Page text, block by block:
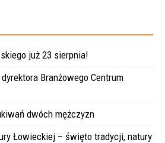
już 23 sierpnia!
Branżowego Centrum
dwóch mężczyzn
Łowieckiej – święto tradycji, natury